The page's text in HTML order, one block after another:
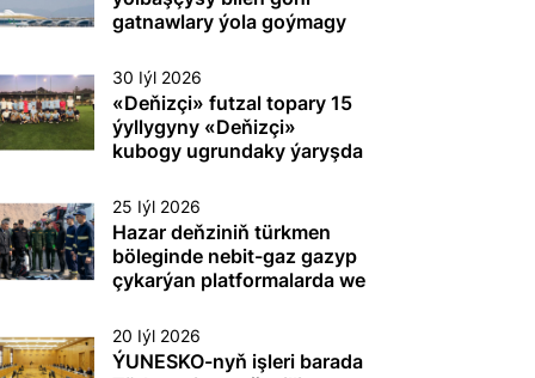
gatnawlary ýola goýmagy
30 Iýl 2026
«Deňizçi» futzal topary 15
ýyllygyny «Deňizçi»
kubogy ugrundaky ýaryşda
dabaralandyrdy
25 Iýl 2026
Hazar deňziniň türkmen
böleginde nebit-gaz gazyp
çykarýan platformalarda we
desgalarda (gurluşlarda)
tehnogen heläkçilikleriň
20 Iýl 2026
ÝUNESKO-nyň işleri barada